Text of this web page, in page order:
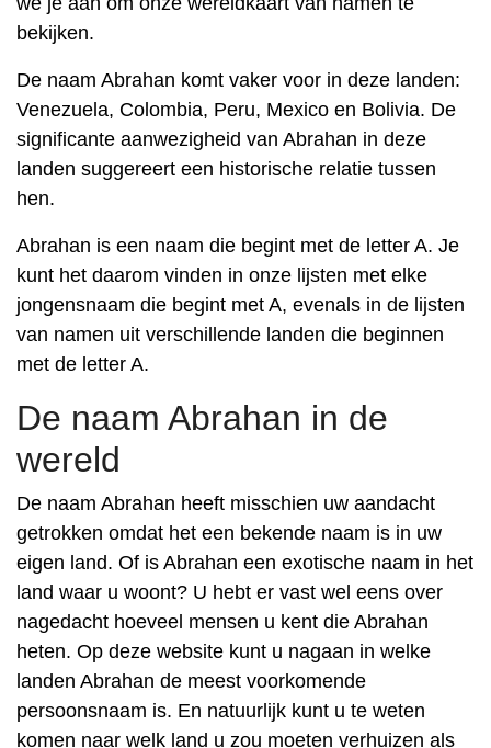
bekijken.
De naam Abrahan komt vaker voor in deze landen:
Venezuela, Colombia, Peru, Mexico en Bolivia. De
significante aanwezigheid van Abrahan in deze
landen suggereert een historische relatie tussen
hen.
Abrahan is een naam die begint met de letter A. Je
kunt het daarom vinden in onze lijsten met elke
jongensnaam die begint met A, evenals in de lijsten
van namen uit verschillende landen die beginnen
met de letter A.
De naam Abrahan in de
wereld
De naam Abrahan heeft misschien uw aandacht
getrokken omdat het een bekende naam is in uw
eigen land. Of is Abrahan een exotische naam in het
land waar u woont? U hebt er vast wel eens over
nagedacht hoeveel mensen u kent die Abrahan
heten. Op deze website kunt u nagaan in welke
landen Abrahan de meest voorkomende
persoonsnaam is. En natuurlijk kunt u te weten
komen naar welk land u zou moeten verhuizen als